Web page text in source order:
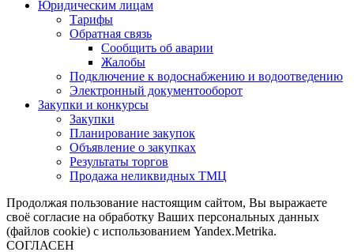
Юридическим лицам
Тарифы
Обратная связь
Сообщить об аварии
Жалобы
Подключение к водоснабжению и водоотведению
Электронный документооборот
Закупки и конкурсы
Закупки
Планирование закупок
Объявление о закупках
Результаты торгов
Продажа неликвидных ТМЦ
Продолжая пользование настоящим сайтом, Вы выражаете
своё согласие на обработку Ваших персональных данных
(файлов cookie) с использованием Yandex.Metrika.
СОГЛАСЕН